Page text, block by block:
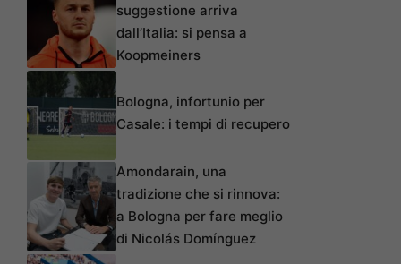
suggestione arriva
dall’Italia: si pensa a
Koopmeiners
Bologna, infortunio per
Casale: i tempi di recupero
Amondarain, una
tradizione che si rinnova:
a Bologna per fare meglio
di Nicolás Domínguez